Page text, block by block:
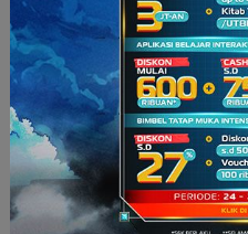
serius menjadi lebihfun.
menumbuhkan kecintaan
6. Mengajar